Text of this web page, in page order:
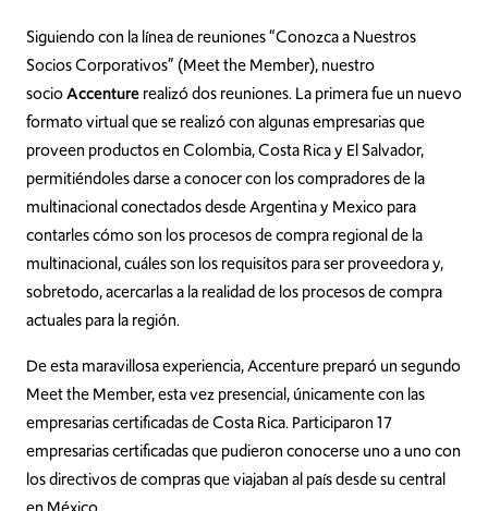
Siguiendo con la línea de reuniones “Conozca a Nuestros
Socios Corporativos” (Meet the Member), nuestro
socioAccenturerealizó dos reuniones. La primera fue un nuevo
formato virtual que se realizó con algunas empresarias que
proveen productos en Colombia, Costa Rica y El Salvador,
permitiéndoles darse a conocer con los compradores de la
multinacional conectados desde Argentina y Mexico para
contarles cómo son los procesos de compra regional de la
multinacional, cuáles son los requisitos para ser proveedora y,
sobretodo, acercarlas a la realidad de los procesos de compra
actuales para la región.
De esta maravillosa experiencia, Accenture preparó un segundo
Meet the Member, esta vez presencial, únicamente con las
empresarias certificadas de Costa Rica. Participaron 17
empresarias certificadas que pudieron conocerse uno a uno con
los directivos de compras que viajaban al país desde su central